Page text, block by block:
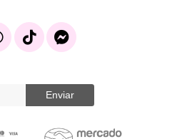
Enviar